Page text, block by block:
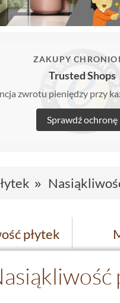
ZAKUPY
Trusted Shops
zwrotu pieniędzy przy
Sprawdź ochronę
płytek